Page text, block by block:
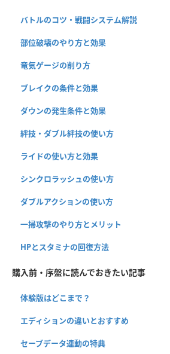
バトルのコツ・戦闘システム解説
部位破壊のやり方と効果
竜気ゲージの削り方
ブレイクの条件と効果
ダウンの発生条件と効果
絆技・ダブル絆技の使い方
ライドの使い方と効果
シンクロラッシュの使い方
ダブルアクションの使い方
一掃攻撃のやり方とメリット
HPとスタミナの回復方法
購入前・序盤に読んでおきたい記事
体験版はどこまで？
エディションの違いとおすすめ
セーブデータ連動の特典